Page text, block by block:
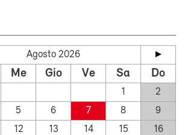
Agosto 2026
Me Gio Ve Sa Do
1
2
5 6 7 8
9
12 13 14 15
16